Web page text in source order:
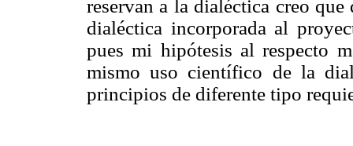
reservan a la dialéctica creo
dialéctica incorporada al
pues mi hipótesis al respecto
mismo uso científico de la
principios de diferente tipo